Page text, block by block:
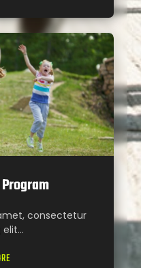
consectetur